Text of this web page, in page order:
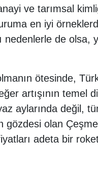
ve tarımsal
en iyi
de olsa,
ötesinde,
artışının temel
aylarında değil,
olan
adeta bir